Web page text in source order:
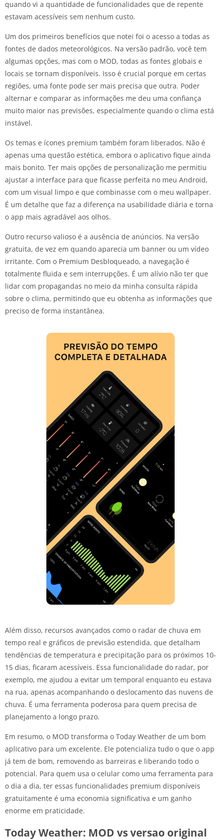
quando vi a quantidade de funcionalidades que de repente
estavam acessíveis sem nenhum custo.
Um dos primeiros benefícios que notei foi o acesso a todas as
fontes de dados meteorológicos. Na versão padrão, você tem
algumas opções, mas com o MOD, todas as fontes globais e
locais se tornam disponíveis. Isso é crucial porque em certas
regiões, uma fonte pode ser mais precisa que outra. Poder
alternar e comparar as informações me deu uma confiança
muito maior nas previsões, especialmente quando o clima está
instável.
Os temas e ícones premium também foram liberados. Não é
apenas uma questão estética, embora o aplicativo fique ainda
mais bonito. Ter mais opções de personalização me permitiu
ajustar a interface para que ficasse perfeita no meu Android,
com um visual limpo e que combinasse com o meu wallpaper.
É um detalhe que faz a diferença na usabilidade diária e torna
o app mais agradável aos olhos.
Outro recurso valioso é a ausência de anúncios. Na versão
gratuita, de vez em quando aparecia um banner ou um vídeo
irritante. Com o Premium Desbloqueado, a navegação é
totalmente fluida e sem interrupções. É um alívio não ter que
lidar com propagandas no meio da minha consulta rápida
sobre o clima, permitindo que eu obtenha as informações que
preciso de forma instantânea.
Além disso, recursos avançados como o radar de chuva em
tempo real e gráficos de previsão estendida, que detalham
tendências de temperatura e precipitação para os próximos 10-
15 dias, ficaram acessíveis. Essa funcionalidade do radar, por
exemplo, me ajudou a evitar um temporal enquanto eu estava
na rua, apenas acompanhando o deslocamento das nuvens de
chuva. É uma ferramenta poderosa para quem precisa de
planejamento a longo prazo.
Em resumo, o MOD transforma o Today Weather de um bom
aplicativo para um excelente. Ele potencializa tudo o que o app
já tem de bom, removendo as barreiras e liberando todo o
potencial. Para quem usa o celular como uma ferramenta para
o dia a dia, ter essas funcionalidades premium disponíveis
gratuitamente é uma economia significativa e um ganho
enorme em praticidade.
Today Weather: MOD vs versao original